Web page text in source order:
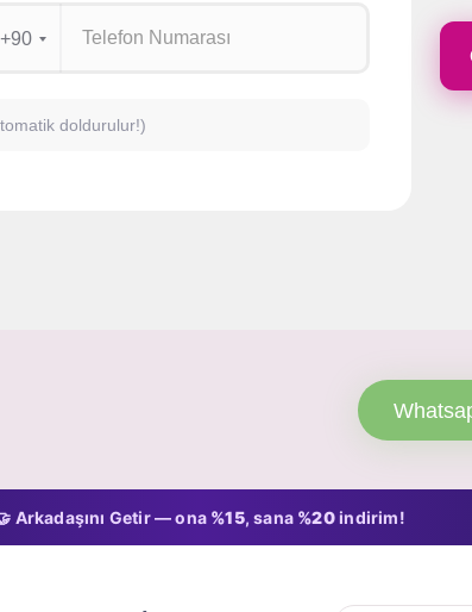
+90
doldurulur!)
Arkadaşını Getir — ona %15, sana %20indirim!